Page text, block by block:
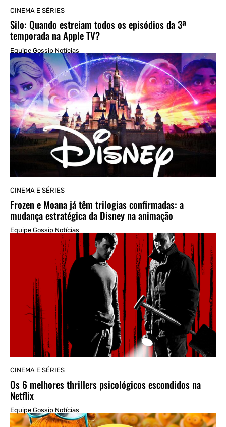
CINEMA E SÉRIES
Silo: Quando estreiam todos os episódios da 3ª
temporada na Apple TV?
Equipe Gossip Notícias
CINEMA E SÉRIES
Frozen e Moana já têm trilogias confirmadas: a
mudança estratégica da Disney na animação
Equipe Gossip Notícias
CINEMA E SÉRIES
Os 6 melhores thrillers psicológicos escondidos na
Netflix
Equipe Gossip Notícias